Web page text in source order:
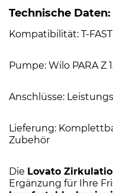
Technische Daten:
Kompatibilität: T-
Pumpe: Wilo PARA Z
Anschlüsse:
Lieferung:
Zubehör
Die Lovato
Ergänzung für Ihre